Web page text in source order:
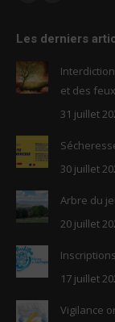
opens
in
new
opens
new
window
Les derniers
et des
31 juillet
30 juillet
Arbre du
20 juillet
17 juillet
Vigilance